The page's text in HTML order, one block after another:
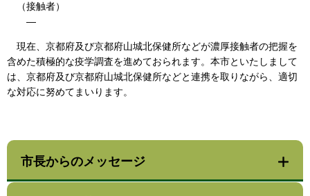
（接触者）
―
現在、京都府及び京都府山城北保健所などが濃厚接触者の把握を
含めた積極的な疫学調査を進めておられます。本市といたしまして
は、京都府及び京都府山城北保健所などと連携を取りながら、適切
な対応に努めてまいります。
市長からのメッセージ